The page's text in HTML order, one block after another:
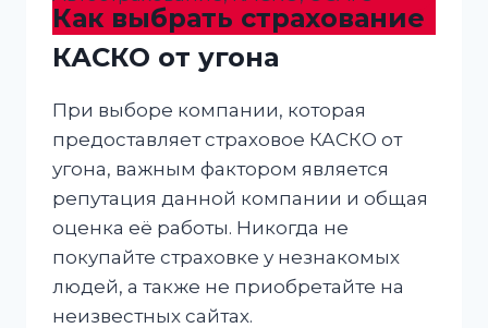
Как выбрать страхование
КАСКО от угона
При выборе компании, которая
предоставляет страховое КАСКО от
угона, важным фактором является
репутация данной компании и общая
оценка её работы. Никогда не
покупайте страховке у незнакомых
людей, а также не приобретайте на
неизвестных сайтах.